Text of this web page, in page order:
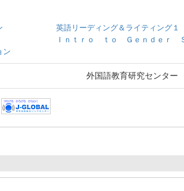
ン
英語リーディング＆ライティング１
Ｉｎｔｒｏ ｔｏ Ｇｅｎｄｅｒ
外国語教育研究センター